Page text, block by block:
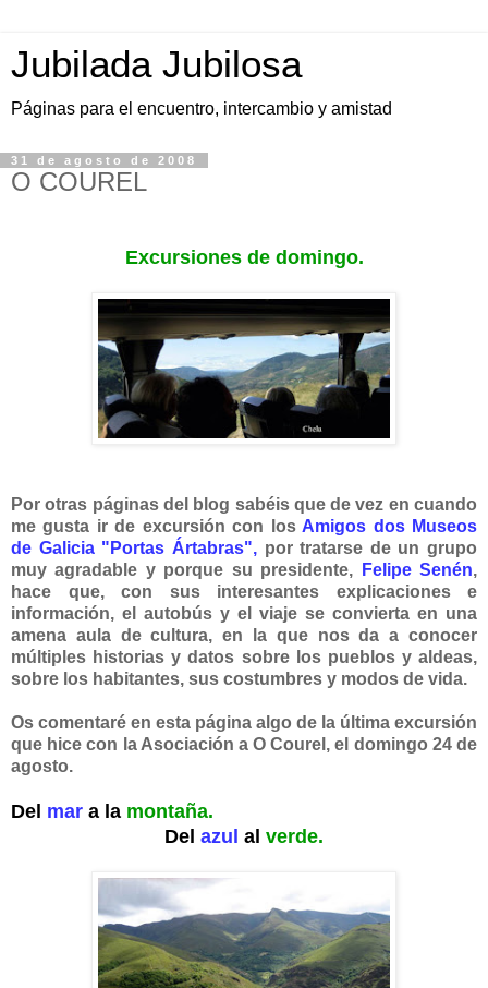
Jubilada Jubilosa
Páginas para el encuentro, intercambio y amistad
31 de agosto de 2008
O COUREL
Excursiones de domingo.
Por otras páginas del blog sabéis que de vez en cuando
me gusta ir de excursión con los Amigos dos Museos
de Galicia "Portas Ártabras",por tratarse de un grupo
muy agradable y porque su presidente,
Felipe Senén,
hace que, con sus interesantes explicaciones e
información, el autobús y el viaje se convierta en una
amena aula de cultura, en la que nos da a conocer
múltiples historias y datos sobre los pueblos y aldeas,
sobre los habitantes, sus costumbres y modos de vida.
Os comentaré en esta página algo de la última excursión
que hice con la Asociación a O Courel, el domingo 24 de
agosto.
Del mar a la montaña.
Del azul al verde.